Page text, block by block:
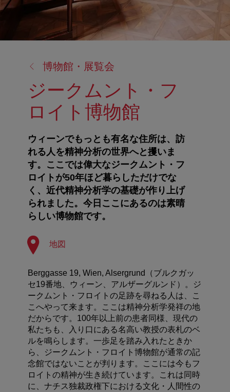
博物館・展覧会
ジークムント・フ
ロイト博物館
ウィーンでもっとも有名な住所は、訪
れる人を精神分析の世界へと攫いま
す。ここでは偉大なジークムント・フ
ロイトが50年ほど暮らしただけでな
く、近代精神分析学の基礎が作り上げ
られました。今日ここにあるのは素晴
らしい博物館です。
地図
Berggasse 19, Wien, Alsergrund（ブルクガッ
セ19番地、ウィーン、アルザーグルンド）。ジ
ークムント・フロイトの足跡を尋ねる人は、こ
こへやって来ます。ここは精神分析学発祥の地
だからです。100年以上前の患者同様、現代の
私たちも、入り口にある名高い教授の表札のベ
ルを鳴らします。一歩足を踏み入れたときか
ら、ジークムント・フロイト博物館が通常の記
念館ではないことが判ります。ここには今もフ
ロイトの精神が生き続けています。これは同時
に、ナチス独裁政権下における文化・人間性の